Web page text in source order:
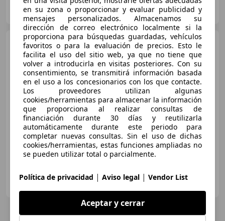
GRUPO MOTORALBA
ES-02006 ALBACETE
Peugeot 5008
1.6 BlueHDI
Allure 7 pl. 120
€ 9.990
Buen precio
12/2015 78.971 km Diésel
88 kW (120 CV)
¡STOCK FUERA! Hasta -45% dto sobre financiación!
CLICARS MADRID
en su zona o proporcionar y evaluar publicidad y
mensajes personalizados. Almacenamos su
dirección de correo electrónico localmente si la
proporciona para búsquedas guardadas, vehículos
favoritos o para la evaluación de precios. Esto le
facilita el uso del sitio web, ya que no tiene que
volver a introducirla en visitas posteriores. Con su
consentimiento, se transmitirá información basada
en el uso a los concesionarios con los que contacte.
Los proveedores utilizan algunas
cookies/herramientas para almacenar la información
que proporciona al realizar consultas de
financiación durante 30 días y reutilizarla
automáticamente durante este periodo para
completar nuevas consultas. Sin el uso de dichas
cookies/herramientas, estas funciones ampliadas no
se pueden utilizar total o parcialmente.
Política de privacidad | Aviso legal | Vendor List
Aceptar y cerrar